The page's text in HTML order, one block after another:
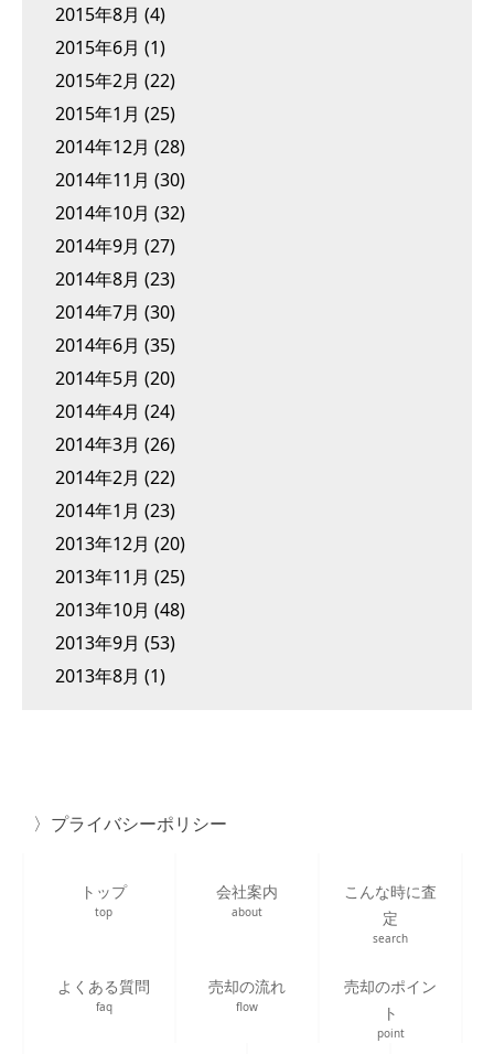
2015年8月 (4)
2015年6月 (1)
2015年2月 (22)
2015年1月 (25)
2014年12月 (28)
2014年11月 (30)
2014年10月 (32)
2014年9月 (27)
2014年8月 (23)
2014年7月 (30)
2014年6月 (35)
2014年5月 (20)
2014年4月 (24)
2014年3月 (26)
2014年2月 (22)
2014年1月 (23)
2013年12月 (20)
2013年11月 (25)
2013年10月 (48)
2013年9月 (53)
2013年8月 (1)
プライバシーポリシー
トップ
top
会社案内
about
こんな時に査
定
search
よくある質問
faq
売却の流れ
flow
売却のポイン
ト
point